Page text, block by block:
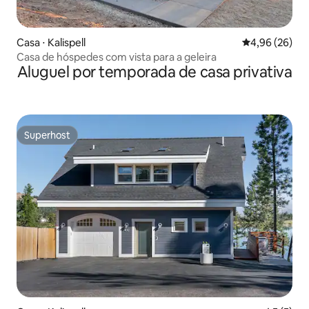
Casa ⋅ Kalispell 4,96 de uma
4,96 (26)
Casa de hóspedes com vista para a geleira
Aluguel por temporada de casa privativa
Superhost
Superhost